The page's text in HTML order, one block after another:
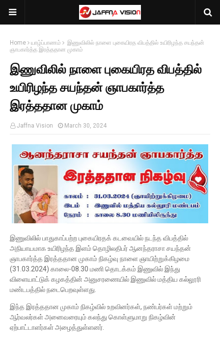
Home யாழ்ப்பாணம்
இணுவிலில் நாளை புகையிரத விபத்தில் உயிரிழந்த சயந்தன்
ஞாபகார்த்த இரத்ததான முகாம்
இணுவிலில் நாளை புகையிரத விபத்தில்
உயிரிழந்த சயந்தன் ஞாபகார்த்த
இரத்ததான முகாம்
Jaffna Vision March 30, 2024
இணுவிலில் பாதுகாப்பற்ற புகையிரதக் கடவையில் நடந்த விபத்தில்
அநியாயமாக உயிரிழந்த இளம் தொழிலதிபர் ஆனந்தராசா சயந்தன்
ஞாபகார்த்த இரத்ததான முகாம் நிகழ்வு நாளை ஞாயிற்றுக்கிழமை
(31.03.2024) காலை-08.30 மணி தொடக்கம் இணுவில் இந்து
விளையாட்டுக் கழகத்தின் அனுசரணையில் இணுவில் மத்திய கல்லூரி
மண்டபத்தில் நடைபெறவுள்ளது.
இந்த இரத்ததான முகாம் நிகழ்வில் உறவினர்கள், நண்பர்கள் மற்றும்
ஆர்வலர்கள் அனைவரையும் கலந்து கொள்ளுமாறு நிகழ்வின்
ஏற்பாட்டாளர்கள் அழைத்துள்ளனர்.